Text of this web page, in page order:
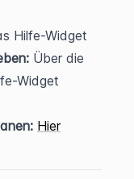
Hilfe-Widget
Über die
Widget
Hier